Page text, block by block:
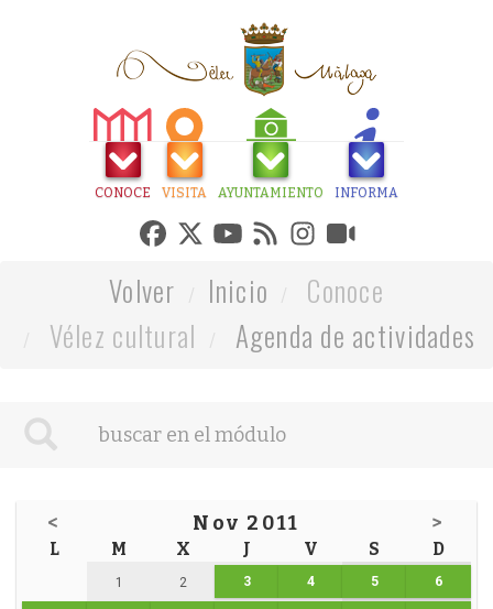
CONOCE VISITA AYUNTAMIENTO INFORMA
Volver Inicio
Conoce
Vélez cultural
Agenda de actividades
< Nov 2011 >
L M X J V S D
1 2 3 4 5 6